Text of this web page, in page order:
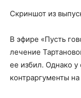
Скриншот из
В эфире «Пусть
лечение
ее избил. Однако у
контраргументы на